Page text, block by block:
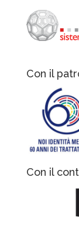
Con il
Con il